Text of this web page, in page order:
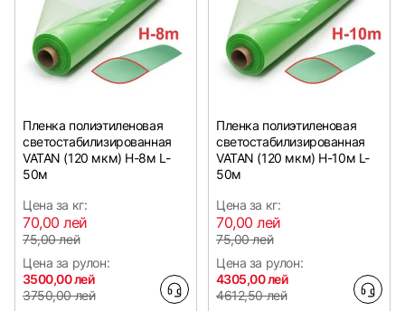
Пленка полиэтиленовая
светостабилизированная
VATAN (120 мкм) Н-8м L-
50м
Цена за кг:
70,00 лей
75,00 лей
Цена за рулон:
3500,00 лей
3750,00 лей
Пленка полиэтиленовая
светостабилизированная
VATAN (120 мкм) Н-10м L-
50м
Цена за кг:
70,00 лей
75,00 лей
Цена за рулон:
4305,00 лей
4612,50 лей